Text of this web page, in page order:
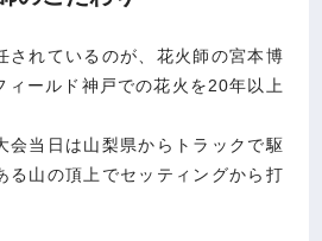
されているのが、花火師の宮本博
ィールド神戸での花火を20年以上
会当日は山梨県からトラックで駆
る山の頂上でセッティングから打